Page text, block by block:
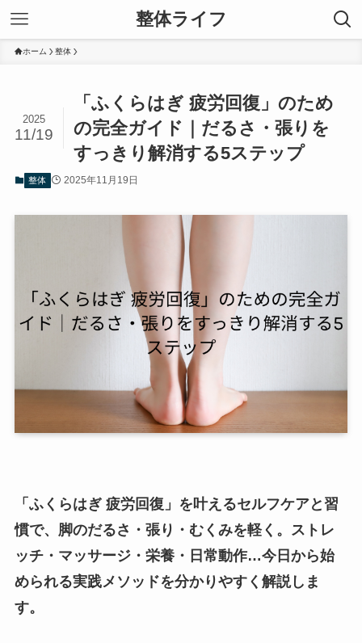
整体ライフ
ホーム 整体
「ふくらはぎ 疲労回復」のため
の完全ガイド｜だるさ・張りを
すっきり解消する5ステップ
2025
11/19
整体 2025年11月19日
「ふくらはぎ 疲労回復」を叶えるセルフケアと習
慣で、脚のだるさ・張り・むくみを軽く。ストレ
ッチ・マッサージ・栄養・日常動作…今日から始
められる実践メソッドを分かりやすく解説しま
す。